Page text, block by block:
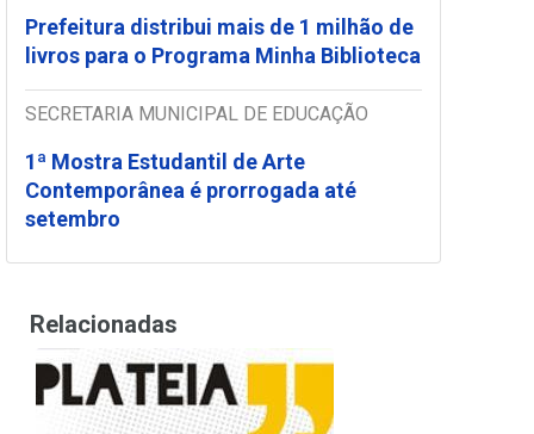
Prefeitura distribui mais de 1 milhão de
livros para o Programa Minha Biblioteca
SECRETARIA MUNICIPAL DE EDUCAÇÃO
1ª Mostra Estudantil de Arte
Contemporânea é prorrogada até
setembro
Relacionadas